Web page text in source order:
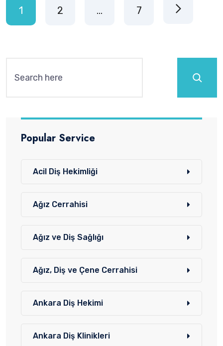
1 2 … 7
Popular Service
Acil Diş Hekimliği
Ağız Cerrahisi
Ağız ve Diş Sağlığı
Ağız, Diş ve Çene Cerrahisi
Ankara Diş Hekimi
Ankara Diş Klinikleri